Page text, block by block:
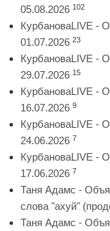
05.08.2026 102
КурбановаLIVE -
01.07.2026 23
КурбановаLIVE -
29.07.2026 15
КурбановаLIVE -
16.07.2026 9
КурбановаLIVE -
24.06.2026 7
КурбановаLIVE -
17.06.2026 7
Таня Адамс -
слова "ахуй"
Таня Адамс -